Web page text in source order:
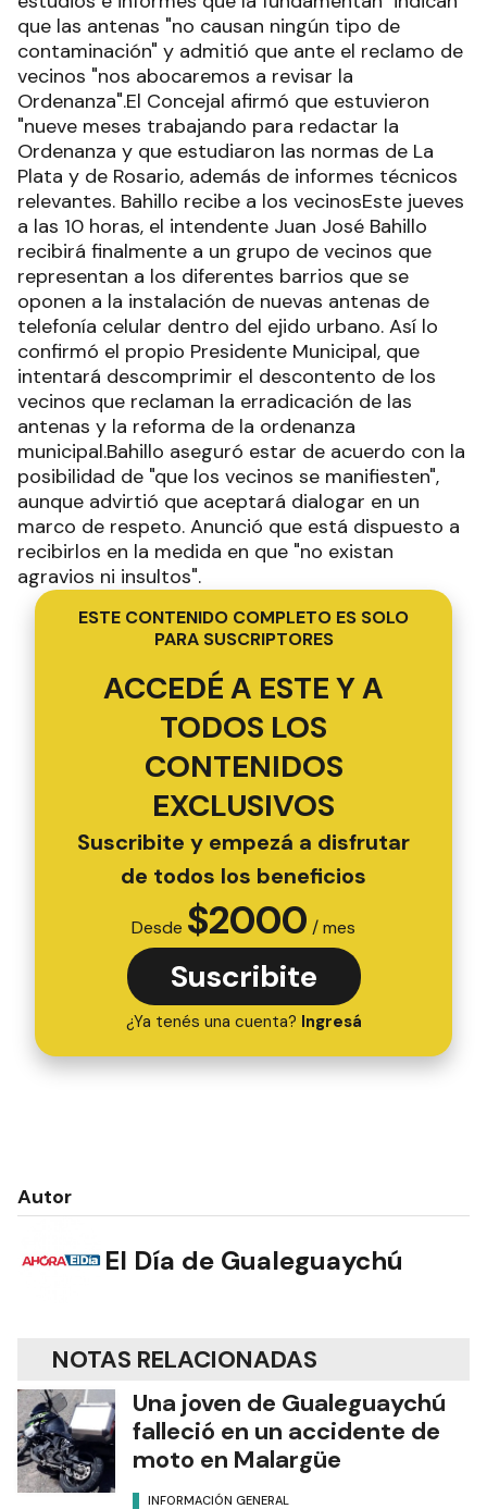
que las antenas "no causan ningún tipo de
contaminación" y admitió que ante el reclamo de
vecinos "nos abocaremos a revisar la
Ordenanza".El Concejal afirmó que estuvieron
"nueve meses trabajando para redactar la
Ordenanza y que estudiaron las normas de La
Plata y de Rosario, además de informes técnicos
relevantes. Bahillo recibe a los vecinosEste jueves
a las 10 horas, el intendente Juan José Bahillo
recibirá finalmente a un grupo de vecinos que
representan a los diferentes barrios que se
oponen a la instalación de nuevas antenas de
telefonía celular dentro del ejido urbano. Así lo
confirmó el propio Presidente Municipal, que
intentará descomprimir el descontento de los
vecinos que reclaman la erradicación de las
antenas y la reforma de la ordenanza
municipal.Bahillo aseguró estar de acuerdo con la
posibilidad de "que los vecinos se manifiesten",
aunque advirtió que aceptará dialogar en un
marco de respeto. Anunció que está dispuesto a
recibirlos en la medida en que "no existan
agravios ni insultos".
ESTE CONTENIDO COMPLETO ES SOLO
PARA SUSCRIPTORES
ACCEDÉ A ESTE Y A
TODOS LOS
CONTENIDOS
EXCLUSIVOS
Suscribite y empezá a disfrutar
de todos los beneficios
Desde $2000 / mes
Suscribite
¿Ya tenés una cuenta? Ingresá
Autor
El Día de Gualeguaychú
NOTAS RELACIONADAS
Una joven de Gualeguaychú
falleció en un accidente de
moto en Malargüe
INFORMACIÓN GENERAL